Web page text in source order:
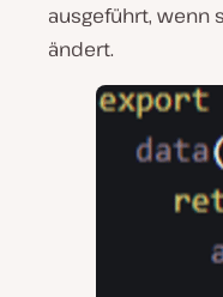
ausgeführt, wenn
ändert.